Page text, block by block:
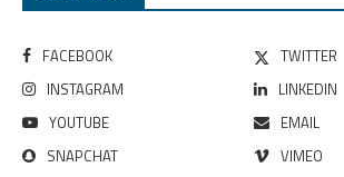
FACEBOOK
TWITTER
INSTAGRAM
LINKEDIN
YOUTUBE
EMAIL
SNAPCHAT
VIMEO